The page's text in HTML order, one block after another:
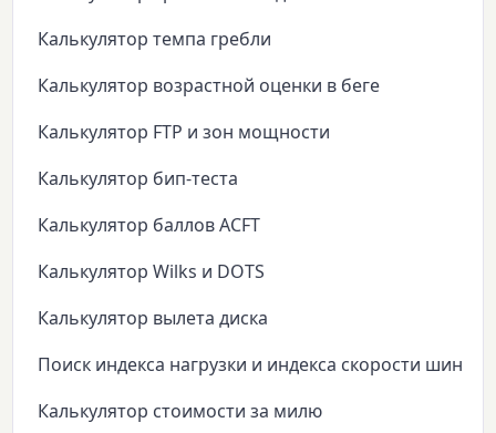
Калькулятор темпа гребли
Калькулятор возрастной оценки в беге
Калькулятор FTP и зон мощности
Калькулятор бип-теста
Калькулятор баллов ACFT
Калькулятор Wilks и DOTS
Калькулятор вылета диска
Поиск индекса нагрузки и индекса скорости шин
Калькулятор стоимости за милю